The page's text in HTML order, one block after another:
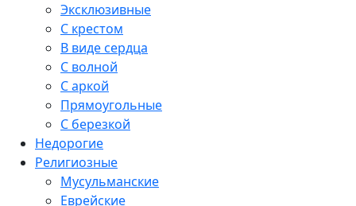
Эксклюзивные
С крестом
В виде сердца
С волной
С аркой
Прямоугольные
С березкой
Недорогие
Религиозные
Мусульманские
Еврейские